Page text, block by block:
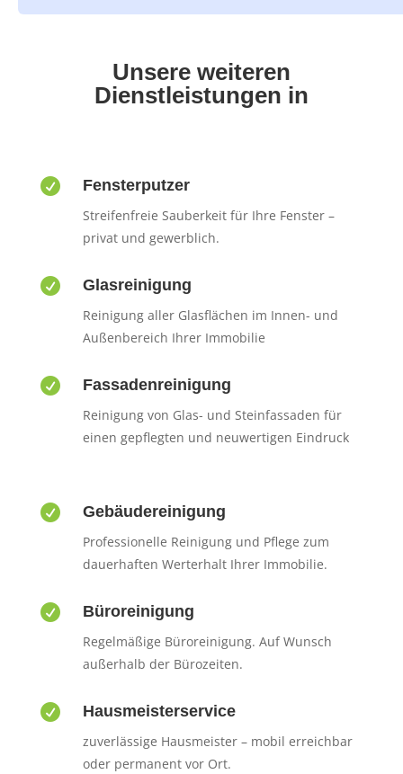
Unsere weiteren
Dienstleistungen in
 Fensterputzer
Streifenfreie Sauberkeit für Ihre Fenster –
privat und gewerblich.
 Glasreinigung
Reinigung aller Glasflächen im Innen- und
Außenbereich Ihrer Immobilie
 Fassadenreinigung
Reinigung von Glas- und Steinfassaden für
einen gepflegten und neuwertigen Eindruck
 Gebäudereinigung
Professionelle Reinigung und Pflege zum
dauerhaften Werterhalt Ihrer Immobilie.
 Büroreinigung
Regelmäßige Büroreinigung. Auf Wunsch
außerhalb der Bürozeiten.
 Hausmeisterservice
zuverlässige Hausmeister – mobil erreichbar
oder permanent vor Ort.